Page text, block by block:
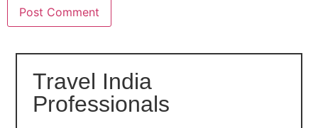
Travel India
Professionals